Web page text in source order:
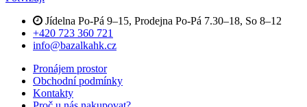
Jídelna Po-Pá 9–15, Prodejna Po-Pá 7.30–18, So 8–12
+420 723 360 721
info@bazalkahk.cz
Pronájem prostor
Obchodní podmínky
Kontakty